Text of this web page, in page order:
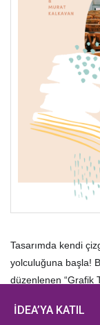
İDEA’YA KATIL
Tasarımda kendi
yolculuğuna başla!
düzenlenen “Grafik